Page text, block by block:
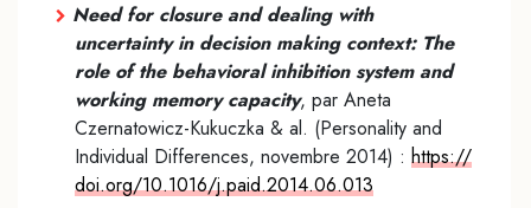
Need for closure and dealing with
uncertainty in decision making context: The
role of the behavioral inhibition system and
working memory capacity, par Aneta
Czernatowicz-Kukuczka & al. (Personality and
Individual Differences, novembre 2014) : https://
doi.org/10.1016/j.paid.2014.06.013